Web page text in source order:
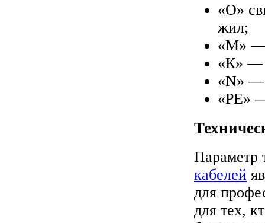
«О»
жил;
«М» —
«К» —
«N» —
«PE»
Параметр
кабелей
для
для тех,